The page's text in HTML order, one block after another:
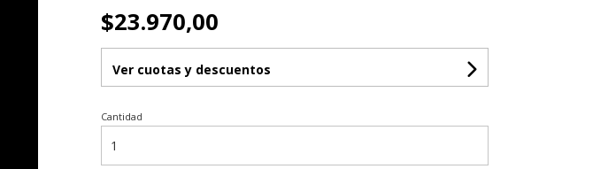
$23.970,00
Ver cuotas y descuentos
Cantidad